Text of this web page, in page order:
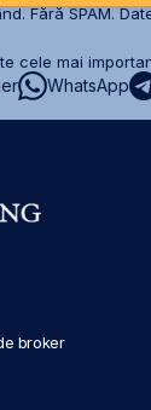
Fără SPAM.
cele mai
WhatsApp
broker